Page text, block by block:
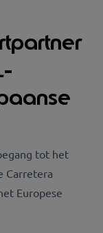
tot het
Carretera
Europese